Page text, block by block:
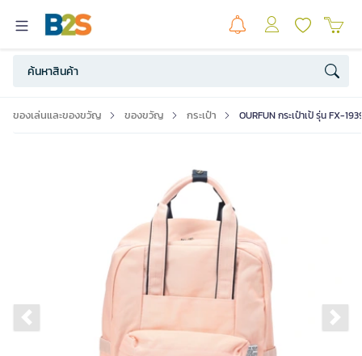
ของเล่นและของขวัญ ของขวัญ กระเป๋า OURFUN กระเป๋าเป้ รุ่น FX-
Previous slide